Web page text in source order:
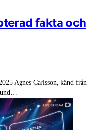
fakta och
Agnes Carlsson, känd från